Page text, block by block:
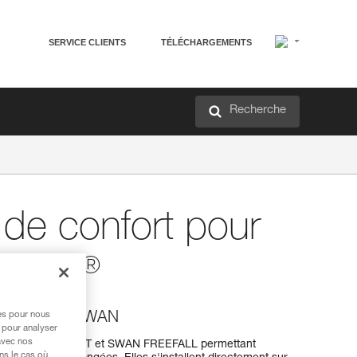
SERVICE CLIENTS TÉLÉCHARGEMENTS
Recherche
confort pour
®
harnais SWAN
SWAN EASYFIT et SWAN FREEFALL permettant
pour nous
analyser
nos